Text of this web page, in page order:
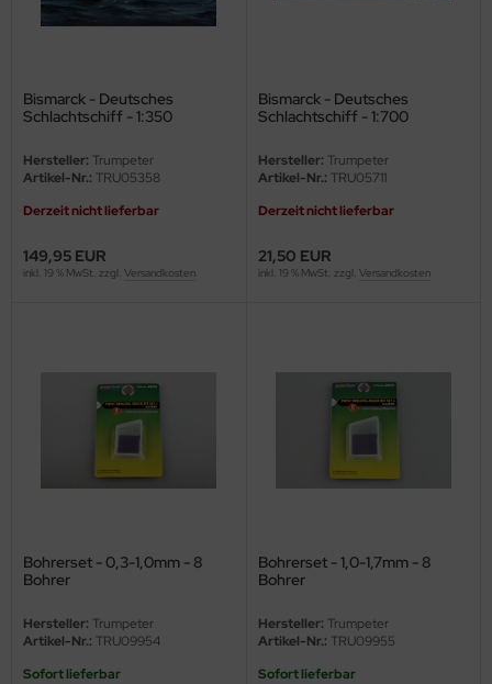
Bismarck - Deutsches
Schlachtschiff - 1:350
Hersteller: Trumpeter
Artikel-Nr.: TRU05358
Derzeit nicht lieferbar
149,95 EUR
inkl. 19 % MwSt. zzgl. Versandkosten
Bismarck - Deutsches
Schlachtschiff - 1:700
Hersteller: Trumpeter
Artikel-Nr.: TRU05711
Derzeit nicht lieferbar
21,50 EUR
inkl. 19 % MwSt. zzgl. Versandkosten
Bohrerset - 0,3-1,0mm - 8
Bohrer
Hersteller: Trumpeter
Artikel-Nr.: TRU09954
Sofort lieferbar
Bohrerset - 1,0-1,7mm - 8
Bohrer
Hersteller: Trumpeter
Artikel-Nr.: TRU09955
Sofort lieferbar